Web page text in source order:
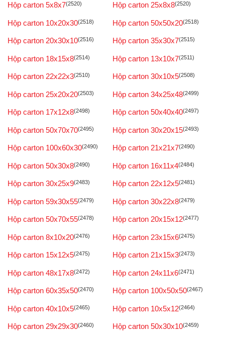
Hộp carton 5x8x7(2520) Hộp carton 25x8x8(2520)
Hộp carton 10x20x30(2518) Hộp carton 50x50x20(2518)
Hộp carton 20x30x10(2516) Hộp carton 35x30x7(2515)
Hộp carton 18x15x8(2514) Hộp carton 13x10x7(2511)
Hộp carton 22x22x3(2510) Hộp carton 30x10x5(2508)
Hộp carton 25x20x20(2503) Hộp carton 34x25x48(2499)
Hộp carton 17x12x8(2498) Hộp carton 50x40x40(2497)
Hộp carton 50x70x70(2495) Hộp carton 30x20x15(2493)
Hộp carton 100x60x30(2490) Hộp carton 21x21x7(2490)
Hộp carton 50x30x8(2490) Hộp carton 16x11x4(2484)
Hộp carton 30x25x9(2483) Hộp carton 22x12x5(2481)
Hộp carton 59x30x55(2479) Hộp carton 30x22x8(2479)
Hộp carton 50x70x55(2478) Hộp carton 20x15x12(2477)
Hộp carton 8x10x20(2476) Hộp carton 23x15x6(2475)
Hộp carton 15x12x5(2475) Hộp carton 21x15x3(2473)
Hộp carton 48x17x8(2472) Hộp carton 24x11x6(2471)
Hộp carton 60x35x50(2470) Hộp carton 100x50x50(2467)
Hộp carton 40x10x5(2465) Hộp carton 10x5x12(2464)
Hộp carton 29x29x30(2460) Hộp carton 50x30x10(2459)